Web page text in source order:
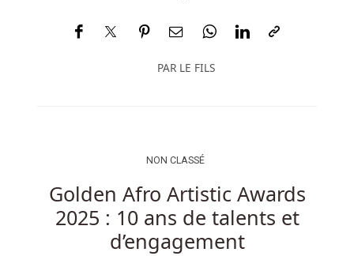
PAR LE FILS
NON CLASSÉ
Golden Afro Artistic Awards
2025 : 10 ans de talents et
d’engagement